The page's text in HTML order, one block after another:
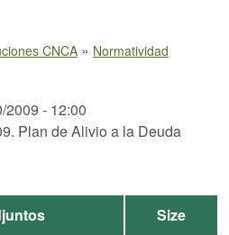
CNCA » Normatividad
2009 - 12:00
Plan de Alivio a la Deuda
Size